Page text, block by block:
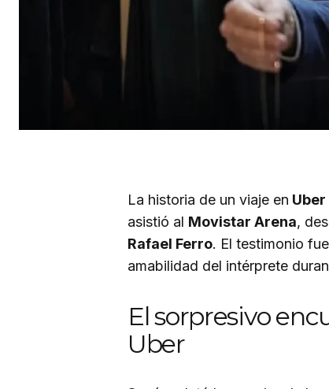
La historia de un viaje en Uber
asistió al Movistar Arena,
Rafael Ferro. El testimonio
amabilidad del intérprete
El sorpresivo
Uber